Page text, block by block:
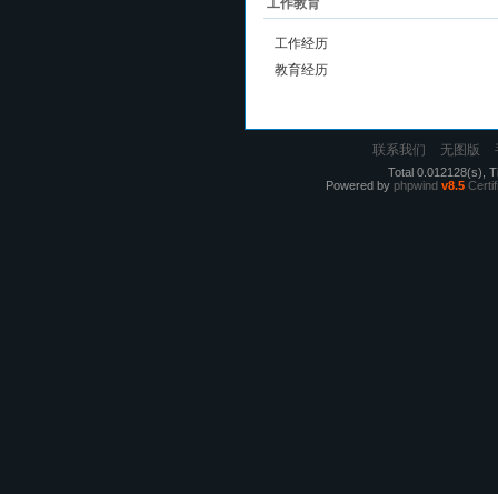
工作教育
工作经历
教育经历
联系我们 无图版
Total 0.012128(s),
Powered by phpwind v8.5